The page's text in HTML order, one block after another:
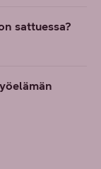
sattuessa?